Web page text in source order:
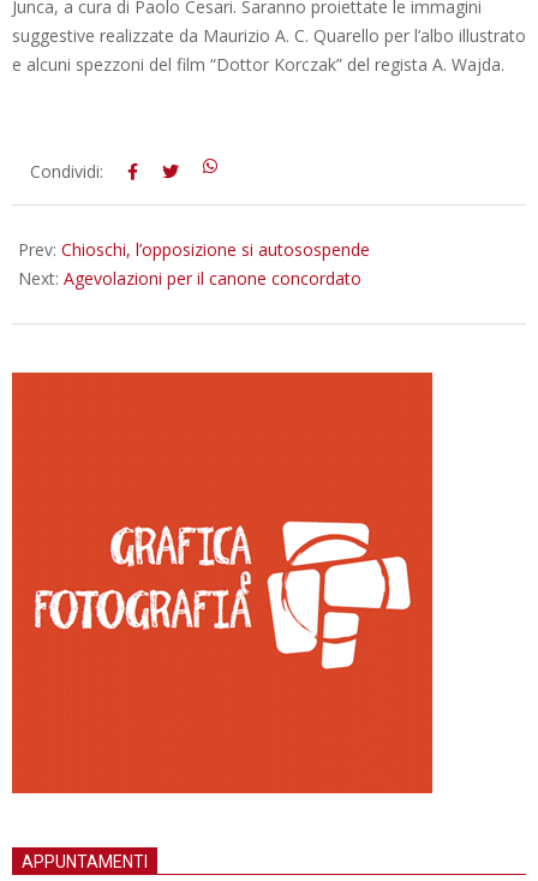
Junca, a cura di Paolo Cesari. Saranno proiettate le immagini
suggestive realizzate da Maurizio A. C. Quarello per l’albo illustrato
e alcuni spezzoni del film “Dottor Korczak” del regista A. Wajda.
2016-
Condividi:
Prev: Chioschi, l’opposizione si autosospende
Next: Agevolazioni per il canone concordato
APPUNTAMENTI